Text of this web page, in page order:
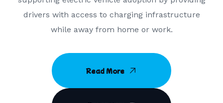
drivers with access to charging infrastructure
while away from home or work.
Read More